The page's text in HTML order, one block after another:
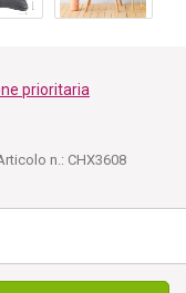
prioritaria
n.: CHX3608